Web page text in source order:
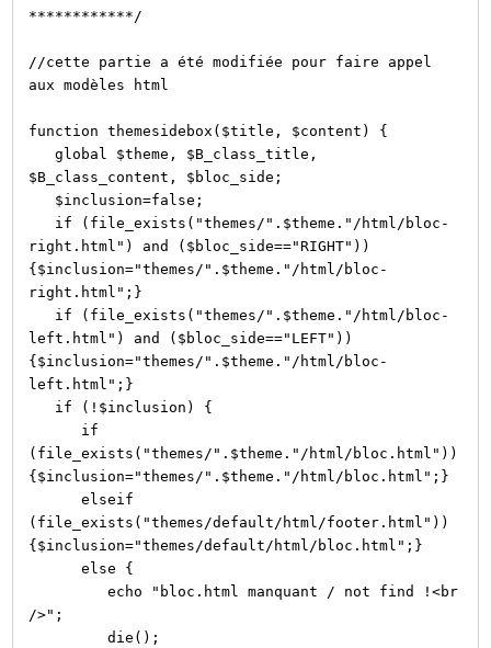
************/
//cette partie a été modifiée pour faire appel
aux modèles html
function themesidebox($title, $content) {
global $theme, $B_class_title,
$B_class_content, $bloc_side;
$inclusion=false;
if (file_exists("themes/".$theme."/html/bloc-
right.html") and ($bloc_side=="RIGHT"))
{$inclusion="themes/".$theme."/html/bloc-
right.html";}
if (file_exists("themes/".$theme."/html/bloc-
left.html") and ($bloc_side=="LEFT"))
{$inclusion="themes/".$theme."/html/bloc-
left.html";}
if (!$inclusion) {
if
(file_exists("themes/".$theme."/html/bloc.html"))
{$inclusion="themes/".$theme."/html/bloc.html";}
elseif
(file_exists("themes/default/html/footer.html"))
{$inclusion="themes/default/html/bloc.html";}
else {
echo "bloc.html manquant / not find !<br
/>";
die();